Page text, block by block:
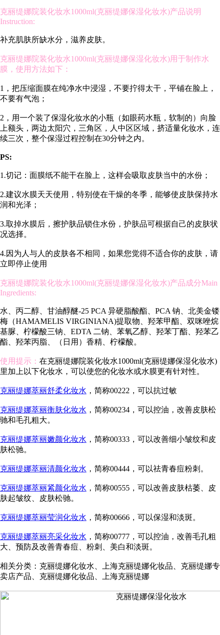
克丽缇娜院装化妆水1000ml(克丽缇娜保湿化妆水)产品说明
Instruction:
补充肌肤所缺水分，滋养皮肤。
克丽缇娜院装化妆水1000ml(克丽缇娜保湿化妆水)用于制作水
膜，使用方法如下：
1，把压缩面膜在纯净水中浸湿，不要拧得太干，平铺在脸上，
不要有气泡；
2，用一个装了保湿化妆水的小瓶（如眼药水瓶，软制的）向脸
上额头，两边太阳穴，三角区，人中区区域，挤适量化妆水，连
续三次，整个保湿过程控制在30分钟之内。
PS:
1.切记：面膜纸不能干在脸上，这样会吸取皮肤当中的水份；
2.建议水膜天天使用，特别使在干燥的冬季，能够使皮肤保持水
润和光泽；
3.取掉水膜后，擦护肤品锁住水份，护肤品可根据自己的皮肤状
况选择。
4.因为人与人的皮肤各不相同，如果您觉得不适合你的皮肤，请
立即停止使用
克丽缇娜院装化妆水1000ml(克丽缇娜保湿化妆水)产品成分Main
Ingredients:
水、丙二醇、甘油醇醚-25 PCA 异硬脂酸酯、PCA 钠、北美金镂
梅（HAMAMELIS VIRGINIANA)提取物、羟苯甲酯、双咪唑烷
基脲、柠檬酸三钠、EDTA 二钠、苯氧乙醇、羟苯丁酯、羟苯乙
酯、羟苯丙脂、（日用）香精、柠檬酸。
使用提示： 在克丽缇娜院装化妆水1000ml(克丽缇娜保湿化妆水)
里加上以下化妆水，可以使您的化妆水或水膜更有针对性。
克丽缇娜萃丽舒柔化妆水 ，简称00222，可以抗过敏
克丽缇娜萃丽衡肤化妆水 ，简称00234，可以控油，改善皮肤松
驰和毛孔粗大。
克丽缇娜萃丽嫩颜化妆水 ，简称00333，可以改善细小皱纹和皮
肤松驰。
克丽缇娜萃丽清颜化妆水 ，简称00444，可以祛青春痘粉刺。
克丽缇娜萃丽紧颜化妆水 ，简称00555，可以改善皮肤枯萎、皮
肤起皱纹、皮肤松驰。
克丽缇娜萃丽莹润化妆水 ，简称00666，可以保湿和淡斑。
克丽缇娜萃丽亮采化妆水 ，简称00777，可以控油，改善毛孔粗
大、预防及改善青春痘、粉刺、美白和淡斑。
相关分类：克丽缇娜化妆水、上海克丽缇娜化妆品、克丽缇娜专
卖店产品、克丽缇娜化妆品、上海克丽缇娜